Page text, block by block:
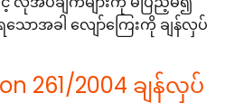
ောအခါ လျော်ကြေးကို ချန်လှပ်
261/2004 ချန်လှပ်